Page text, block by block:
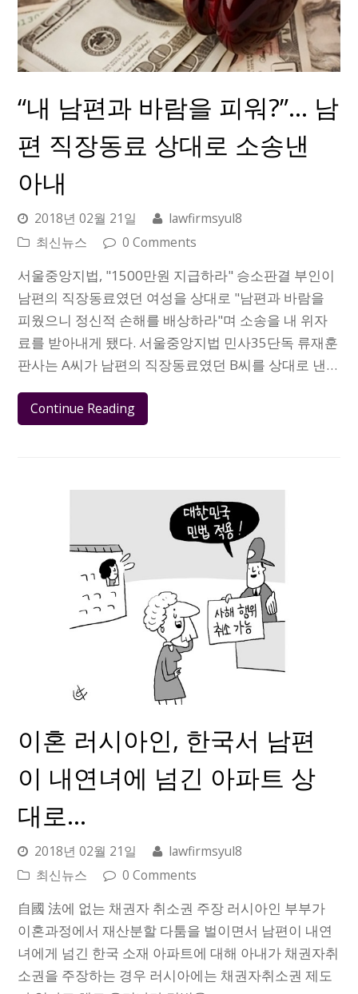
“내 남편과 바람을 피워?”… 남
편 직장동료 상대로 소송낸
아내
2018년 02월 21일
lawfirmsyul8
최신뉴스
0 Comments
서울중앙지법, "1500만원 지급하라" 승소판결 부인이
남편의 직장동료였던 여성을 상대로 "남편과 바람을
피웠으니 정신적 손해를 배상하라"며 소송을 내 위자
료를 받아내게 됐다. 서울중앙지법 민사35단독 류재훈
판사는 A씨가 남편의 직장동료였던 B씨를 상대로 낸…
Continue Reading
이혼 러시아인, 한국서 남편
이 내연녀에 넘긴 아파트 상
대로…
2018년 02월 21일
lawfirmsyul8
최신뉴스
0 Comments
自國 法에 없는 채권자 취소권 주장 러시아인 부부가
이혼과정에서 재산분할 다툼을 벌이면서 남편이 내연
녀에게 넘긴 한국 소재 아파트에 대해 아내가 채권자취
소권을 주장하는 경우 러시아에는 채권자취소권 제도